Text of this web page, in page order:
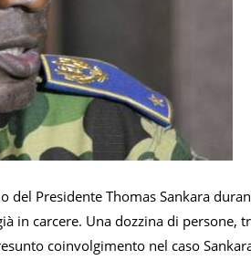
del Presidente Thomas Sankara
in carcere. Una dozzina di persone,
coinvolgimento nel caso